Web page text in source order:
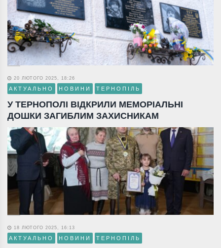
20 ЛЮТОГО 2025, 18:26
АКТУАЛЬНО НОВИНИ ТЕРНОПІЛЬ
У ТЕРНОПОЛІ ВІДКРИЛИ МЕМОРІАЛЬНІ
ДОШКИ ЗАГИБЛИМ ЗАХИСНИКАМ
18 ЛЮТОГО 2025, 16:13
АКТУАЛЬНО НОВИНИ ТЕРНОПІЛЬ